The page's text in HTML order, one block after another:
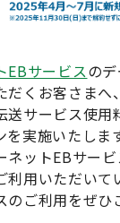
EBサービスの
だくお客さまへ
送サービス使用
実施いたしま
ネットEBサー
利用いただいて
ご利用をぜひ